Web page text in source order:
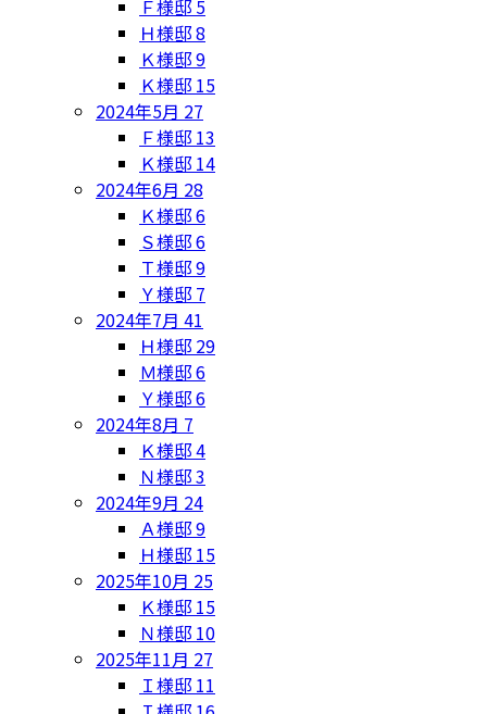
Ｆ様邸 5
Ｈ様邸8
Ｋ様邸9
Ｋ様邸 15
2024年5月 27
Ｆ様邸 13
Ｋ様邸 14
2024年6月 28
Ｋ様邸6
Ｓ様邸6
Ｔ様邸9
Ｙ様邸 7
2024年7月 41
Ｈ様邸 29
Ｍ様邸6
Ｙ様邸6
2024年8月 7
Ｋ様邸4
Ｎ様邸3
2024年9月 24
Ａ様邸9
Ｈ様邸 15
2025年10月 25
Ｋ様邸 15
Ｎ様邸 10
2025年11月 27
Ｉ様邸 11